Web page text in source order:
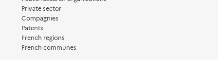
Private sector
Compagnies
Patents
French regions
French communes